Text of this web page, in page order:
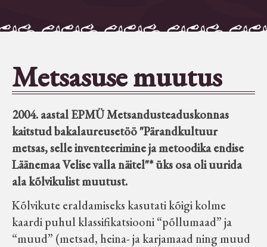
Seltsid-ühingud
Aiandus
Tuletõrje
Muud koduloolist Velise mailt
Metsasuse muutus
2004. aastal EPMÜ Metsandusteaduskonnas
kaitstud bakalaureusetöö "Pärandkultuur
metsas, selle inventeerimine ja metoodika endise
Läänemaa Velise valla näitel"* üks osa oli uurida
ala kõlvikulist muutust.
Kõlvikute eraldamiseks kasutati kõigi kolme
kaardi puhul klassifikatsiooni “põllumaad” ja
“muud” (metsad, heina- ja karjamaad ning muud